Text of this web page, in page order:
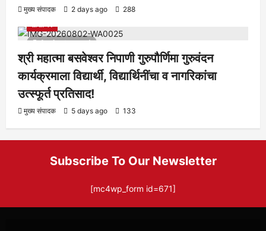
मुख्य संपादक 2 days ago 288
1 minute read
आरोग्य क्रीडा ताज्या बातम्या निपाणी परिसर
श्री महात्मा बसवेश्वर निपाणी गुरुपौर्णिमा गुरुवंदन
कार्यक्रमाला विद्यार्थी, विद्यार्थिनींचा व नागरिकांचा
उत्स्फूर्त प्रतिसाद!
मुख्य संपादक 5 days ago 133
Subscribe To Our Newsletter
[mc4wp_form id=671]